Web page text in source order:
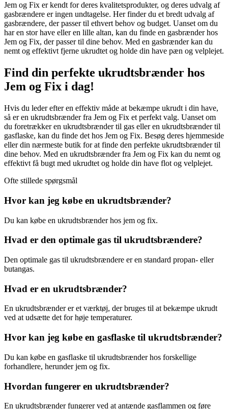
Jem og Fix er kendt for deres kvalitetsprodukter, og deres udvalg af
gasbrændere er ingen undtagelse. Her finder du et bredt udvalg af
gasbrændere, der passer til ethvert behov og budget. Uanset om du
har en stor have eller en lille altan, kan du finde en gasbrænder hos
Jem og Fix, der passer til dine behov. Med en gasbrænder kan du
nemt og effektivt fjerne ukrudtet og holde din have pæn og velplejet.
Find din perfekte ukrudtsbrænder hos
Jem og Fix i dag!
Hvis du leder efter en effektiv måde at bekæmpe ukrudt i din have,
så er en ukrudtsbrænder fra Jem og Fix et perfekt valg. Uanset om
du foretrækker en ukrudtsbrænder til gas eller en ukrudtsbrænder til
gasflaske, kan du finde det hos Jem og Fix. Besøg deres hjemmeside
eller din nærmeste butik for at finde den perfekte ukrudtsbrænder til
dine behov. Med en ukrudtsbrænder fra Jem og Fix kan du nemt og
effektivt få bugt med ukrudtet og holde din have flot og velplejet.
Ofte stillede spørgsmål
Hvor kan jeg købe en ukrudtsbrænder?
Du kan købe en ukrudtsbrænder hos jem og fix.
Hvad er den optimale gas til ukrudtsbrændere?
Den optimale gas til ukrudtsbrændere er en standard propan- eller
butangas.
Hvad er en ukrudtsbrænder?
En ukrudtsbrænder er et værktøj, der bruges til at bekæmpe ukrudt
ved at udsætte det for høje temperaturer.
Hvor kan jeg købe en gasflaske til ukrudtsbrænder?
Du kan købe en gasflaske til ukrudtsbrænder hos forskellige
forhandlere, herunder jem og fix.
Hvordan fungerer en ukrudtsbrænder?
En ukrudtsbrænder fungerer ved at antænde gasflammen og føre